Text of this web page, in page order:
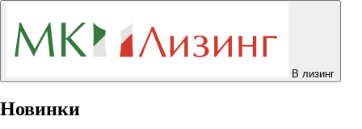
В лизинг
Новинки